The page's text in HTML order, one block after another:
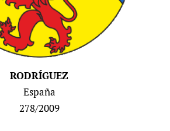
RODRÍGUEZ
España
278/2009